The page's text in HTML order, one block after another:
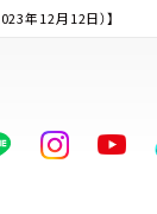
年12月12日）】